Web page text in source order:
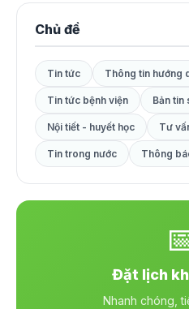
Chủ đề
Tin tức Thông tin hướng
Tin tức bệnh viện Bản tin
Nội tiết - huyết học Tư
Tin trong nước Thông
Đặt lịch
Nhanh chóng,